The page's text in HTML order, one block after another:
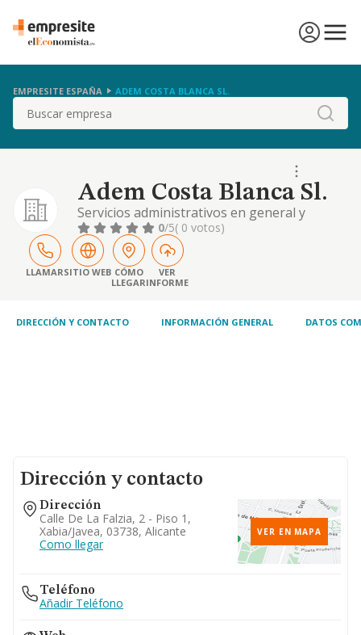
EMPRESITE ESPAÑA ADEM COSTA BLANCA SL.
Buscar
Adem Costa Blanca Sl.
Servicios administrativos en general y
servicios auxiliares
0/5( 0 votos)
LLAMARSITIO WEB CÓMO
LLEGAR
VER
INFORME
DIRECCIÓN Y CONTACTO INFORMACIÓN GENERAL DATOS
Dirección y contacto
Dirección
Calle De La Falzia, 2 - Piso 1,
Xabia/javea, 03738, Alicante
Como llegar
VER EN MAPA
Teléfono
Añadir Teléfono